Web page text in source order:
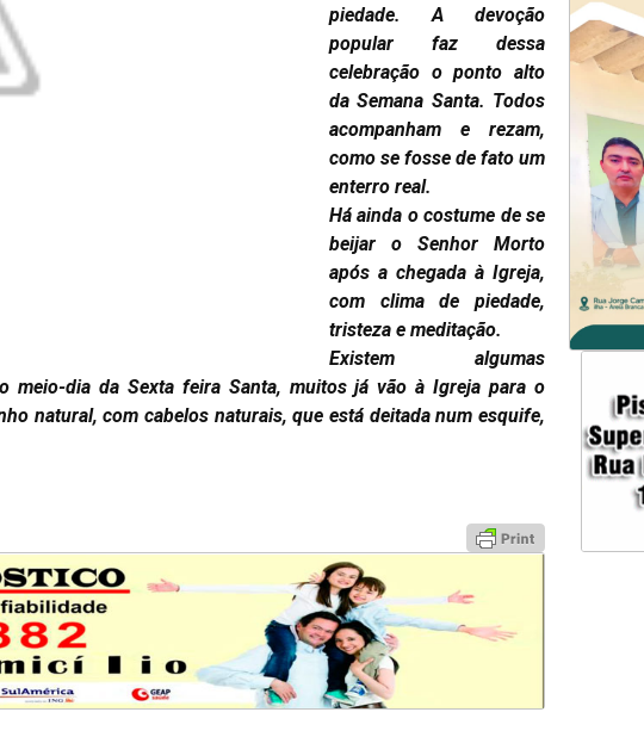
piedade. A devoção
popular faz dessa
celebração o ponto alto
da Semana Santa. Todos
acompanham e rezam,
como se fosse de fato um
enterro real.
Há ainda o costume de se
beijar o Senhor Morto
após a chegada à Igreja,
com clima de piedade,
tristeza e meditação.
Existem algumas
meio-dia da Sexta feira Santa, muitos já vão à Igreja para o
natural, com cabelos naturais, que está deitada num esquife,